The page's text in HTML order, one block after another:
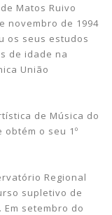
Matos Ruivo
novembro de 1994
os seus estudos
de idade na
União
de Música do
o seu 1º
Regional
supletivo de
setembro do